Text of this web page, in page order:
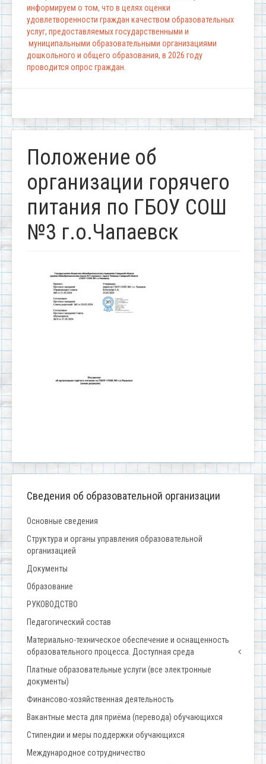
информируем о том, что в целях оценки
удовлетворенности граждан качеством образовательных
услуг, предоставляемых государственными и
муниципальными образовательными организациями
дошкольного и общего образования, в 2026 году
проводится опрос граждан.
Положение об
организации горячего
питания по ГБОУ СОШ
№3 г.о.Чапаевск
Сведения об образовательной организации
Основные сведения
Структура и органы управления образовательной
организацией
Документы
Образование
РУКОВОДСТВО
Педагогический состав
Материально-техническое обеспечение и оснащенность
образовательного процесса. Доступная среда
Платные образовательные услуги (все электронные
документы)
Финансово-хозяйственная деятельность
Вакантные места для приёма (перевода) обучающихся
Стипендии и меры поддержки обучающихся
Международное сотрудничество